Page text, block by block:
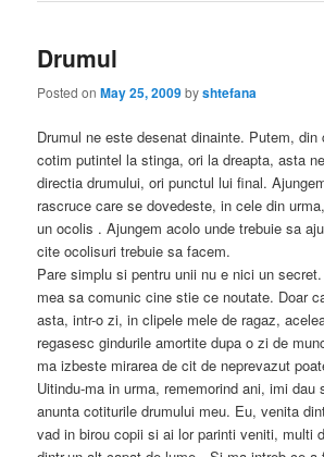
Drumul
Posted onMay 25, 2009byshtefana
Drumul ne este desenat dinainte. Putem,
cotim putintel la stinga, ori la dreapta, asta
directia drumului, ori punctul lui final.
rascruce care se dovedeste, in cele din
un ocolis . Ajungem acolo unde trebuie sa
cite ocolisuri trebuie sa facem.
Pare simplu si pentru unii nu e nici un
mea sa comunic cine stie ce noutate. Doar
asta, intr-o zi, in clipele mele de ragaz,
regasesc gindurile amortite dupa o zi de
ma izbeste mirarea de cit de neprevazut
Uitindu-ma in urma, rememorind ani, imi dau
anunta cotiturile drumului meu. Eu, venita
vad in birou copii si ai lor parinti veniti, multi